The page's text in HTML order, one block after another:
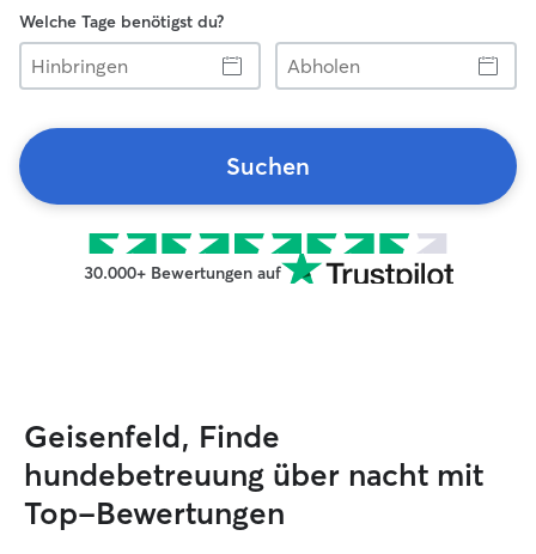
Welche Tage benötigst du?
Hinbringen
Abholen
Suchen
30.000+ Bewertungen auf
Geisenfeld, Finde
hundebetreuung über nacht mit
Top-Bewertungen